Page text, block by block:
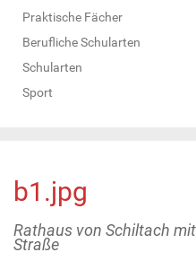
Praktische Fächer
Berufliche Schularten
Schularten
Sport
b1.jpg
Rathaus von Schiltach
Straße